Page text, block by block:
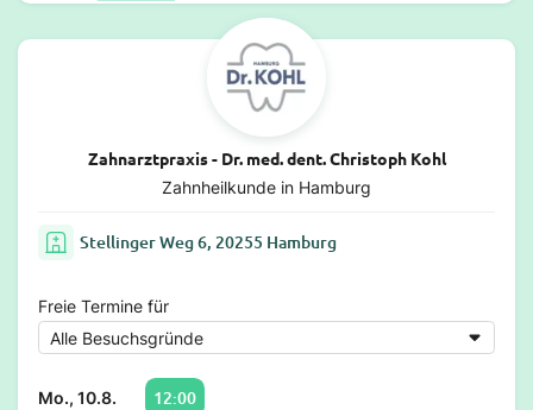
Zahnarztpraxis - Dr. med. dent. Christoph Kohl
Zahnheilkunde in Hamburg
Stellinger Weg 6, 20255 Hamburg
Freie Termine für
Mo., 10.8. 12:00